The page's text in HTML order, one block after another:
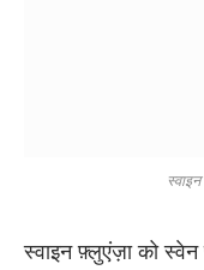
स्वाइन फ़्लुएंज़ा को